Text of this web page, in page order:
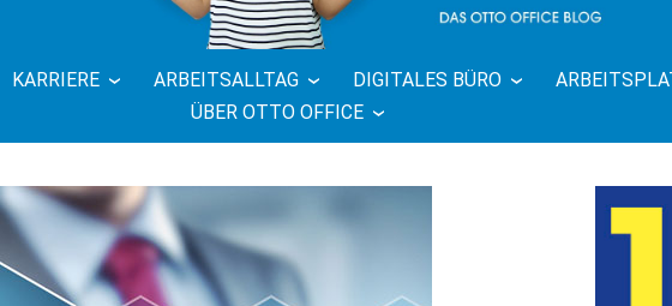
BLOG |
BÜRO
KARRIERE ARBEITSALLTAG DIGITALES BÜRO
ÜBER OTTO OFFICE